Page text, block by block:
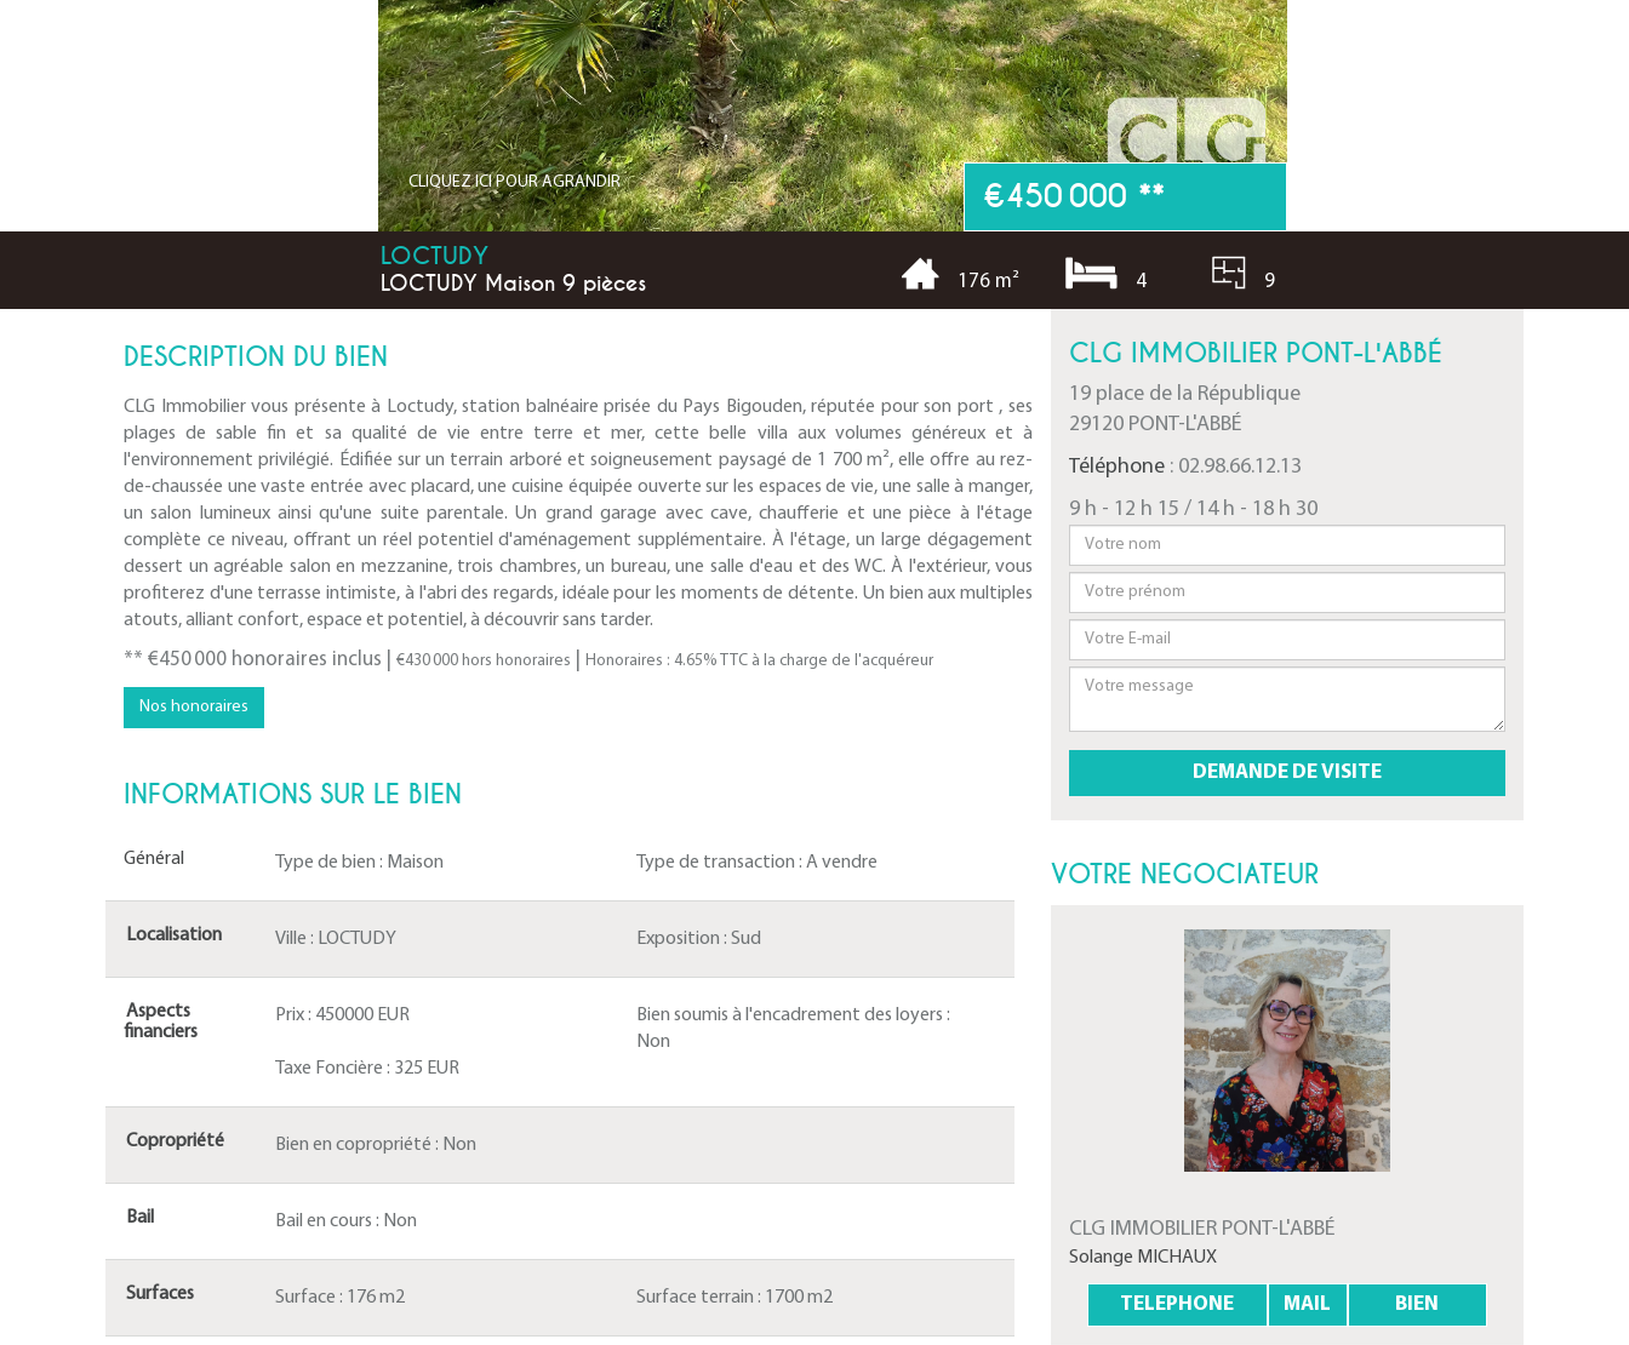
CLIQUEZ ICI POUR AGRANDIR €450 000 **
LOCTUDY
LOCTUDY Maison 9 pièces 176 m² 4 9
DESCRIPTION DU BIEN
CLG Immobilier vous présente à Loctudy, station balnéaire prisée du Pays Bigouden, réputée pour son port , ses
plages de sable fin et sa qualité de vie entre terre et mer, cette belle villa aux volumes généreux et à
l'environnement privilégié. Édifiée sur un terrain arboré et soigneusement paysagé de 1 700 m², elle offre au rez-
de-chaussée une vaste entrée avec placard, une cuisine équipée ouverte sur les espaces de vie, une salle à manger,
un salon lumineux ainsi qu'une suite parentale. Un grand garage avec cave, chaufferie et une pièce à l'étage
complète ce niveau, offrant un réel potentiel d'aménagement supplémentaire. À l'étage, un large dégagement
dessert un agréable salon en mezzanine, trois chambres, un bureau, une salle d'eau et des WC. À l'extérieur, vous
profiterez d'une terrasse intimiste, à l'abri des regards, idéale pour les moments de détente. Un bien aux multiples
atouts, alliant confort, espace et potentiel, à découvrir sans tarder.
** €450 000 honoraires inclus €430 000 hors honoraires Honoraires : 4.65% TTC à la charge de l'acquéreur
Nos honoraires
INFORMATIONS SUR LE BIEN
Général Type de bien : Maison Type de transaction : A vendre
Localisation Ville : LOCTUDY Exposition : Sud
Aspects
financiers
Prix : 450000 EUR
Bien soumis à l'encadrement des loyers :
Non
Taxe Foncière : 325 EUR
Copropriété Bien en copropriété : Non
Bail Bail en cours : Non
Surfaces Surface : 176 m2 Surface terrain : 1700 m2
CLG IMMOBILIER PONT-L'ABBÉ
19 place de la République
29120 PONT-L'ABBÉ
Téléphone : 02.98.66.12.13
9 h - 12 h 15 / 14 h - 18 h 30
VOTRE NEGOCIATEUR
CLG IMMOBILIER PONT-L'ABBÉ
Solange MICHAUX
TELEPHONE MAIL BIEN